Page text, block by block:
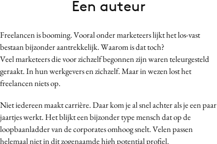
Carriere
Contentmarketing
Craft
Customer Experience
Design
Digital transformation
Diversiteit
Freelancen is booming. Vooral onder marketeers lijkt het los-vast
bestaan bijzonder aantrekkelijk. Waarom is dat toch?
Veel marketeers die voor zichzelf begonnen zijn waren teleurgesteld
geraakt. In hun werkgevers en zichzelf. Maar in wezen lost het
freelancen niets op.
Niet iedereen maakt carrière. Daar kom je al snel achter als je een paar
jaartjes werkt. Het blijkt een bijzonder type mensch dat op de
loopbaanladder van de corporates omhoog snelt. Velen passen
helemaal niet in dit zogenaamde high potential profiel.
Een auteur